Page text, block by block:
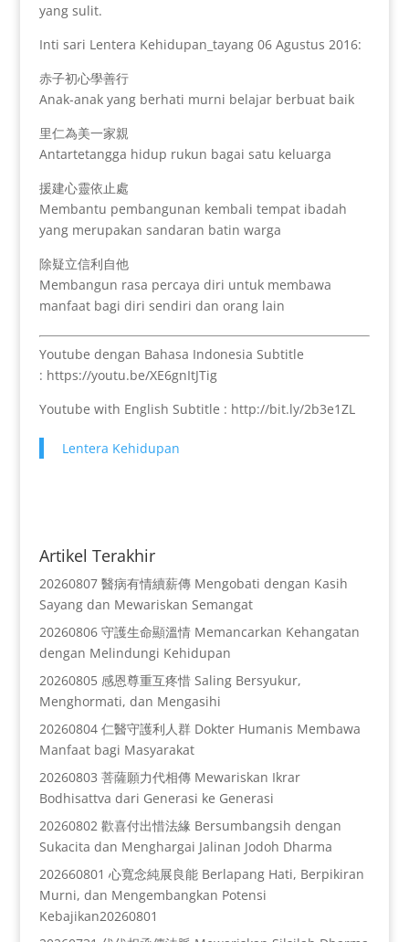
yang sulit.
Inti sari Lentera Kehidupan_tayang 06 Agustus 2016:
赤子初心學善行
Anak-anak yang berhati murni belajar berbuat baik
里仁為美一家親
Antartetangga hidup rukun bagai satu keluarga
援建心靈依止處
Membantu pembangunan kembali tempat ibadah
yang merupakan sandaran batin warga
除疑立信利自他
Membangun rasa percaya diri untuk membawa
manfaat bagi diri sendiri dan orang lain
Youtube dengan Bahasa Indonesia Subtitle
: https://youtu.be/XE6gnItJTig
Youtube with English Subtitle : http://bit.ly/2b3e1ZL
Lentera Kehidupan
Artikel Terakhir
20260807 醫病有情續薪傳 Mengobati dengan Kasih
Sayang dan Mewariskan Semangat
20260806 守護生命顯溫情 Memancarkan Kehangatan
dengan Melindungi Kehidupan
20260805 感恩尊重互疼惜 Saling Bersyukur,
Menghormati, dan Mengasihi
20260804 仁醫守護利人群 Dokter Humanis Membawa
Manfaat bagi Masyarakat
20260803 菩薩願力代相傳 Mewariskan Ikrar
Bodhisattva dari Generasi ke Generasi
20260802 歡喜付出惜法緣 Bersumbangsih dengan
Sukacita dan Menghargai Jalinan Jodoh Dharma
202660801 心寬念純展良能 Berlapang Hati, Berpikiran
Murni, dan Mengembangkan Potensi
Kebajikan20260801